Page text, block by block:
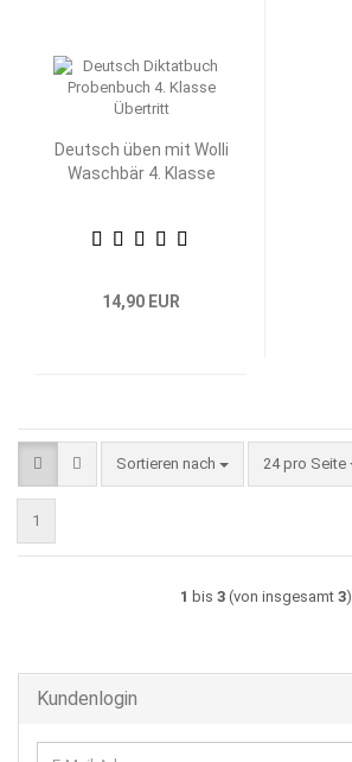
Deutsch üben mit Wolli
Waschbär 4. Klasse
14,90 EUR
Sortieren nach
Sortieren nach 24 pro Seite
pro Seite
1
1 bis 3(von insgesamt 3)
Kundenlogin